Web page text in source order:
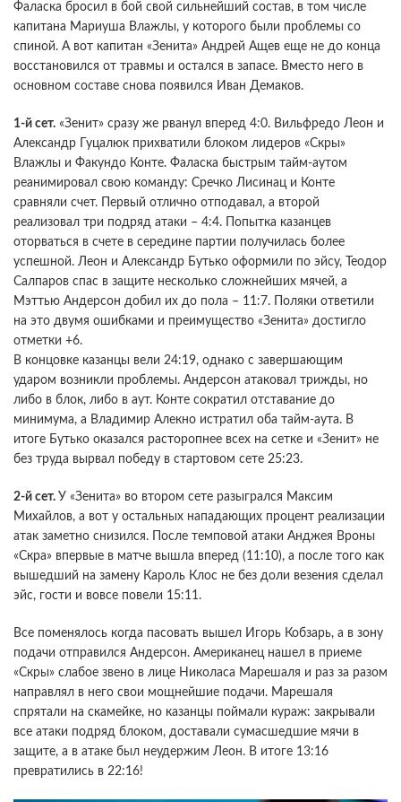
Фаласка бросил в бой свой сильнейший состав, в том числе
капитана Мариуша Влажлы, у которого были проблемы со
спиной. А вот капитан «Зенита» Андрей Ащев еще не до конца
восстановился от травмы и остался в запасе. Вместо него в
основном составе снова появился Иван Демаков.
1-й сет. «Зенит» сразу же рванул вперед 4:0. Вильфредо Леон и
Александр Гуцалюк прихватили блоком лидеров «Скры»
Влажлы и Факундо Конте. Фаласка быстрым тайм-аутом
реанимировал свою команду: Сречко Лисинац и Конте
сравняли счет. Первый отлично отподавал, а второй
реализовал три подряд атаки – 4:4. Попытка казанцев
оторваться в счете в середине партии получилась более
успешной. Леон и Александр Бутько оформили по эйсу, Теодор
Салпаров спас в защите несколько сложнейших мячей, а
Мэттью Андерсон добил их до пола – 11:7. Поляки ответили
на это двумя ошибками и преимущество «Зенита» достигло
отметки +6.
В концовке казанцы вели 24:19, однако с завершающим
ударом возникли проблемы. Андерсон атаковал трижды, но
либо в блок, либо в аут. Конте сократил отставание до
минимума, а Владимир Алекно истратил оба тайм-аута. В
итоге Бутько оказался расторопнее всех на сетке и «Зенит» не
без труда вырвал победу в стартовом сете 25:23.
2-й сет. У «Зенита» во втором сете разыгрался Максим
Михайлов, а вот у остальных нападающих процент реализации
атак заметно снизился. После темповой атаки Анджея Вроны
«Скра» впервые в матче вышла вперед (11:10), а после того как
вышедший на замену Кароль Клос не без доли везения сделал
эйс, гости и вовсе повели 15:11.
Все поменялось когда пасовать вышел Игорь Кобзарь, а в зону
подачи отправился Андерсон. Американец нашел в приеме
«Скры» слабое звено в лице Николаса Марешаля и раз за разом
направлял в него свои мощнейшие подачи. Марешаля
спрятали на скамейке, но казанцы поймали кураж: закрывали
все атаки подряд блоком, доставали сумасшедшие мячи в
защите, а в атаке был неудержим Леон. В итоге 13:16
превратились в 22:16!